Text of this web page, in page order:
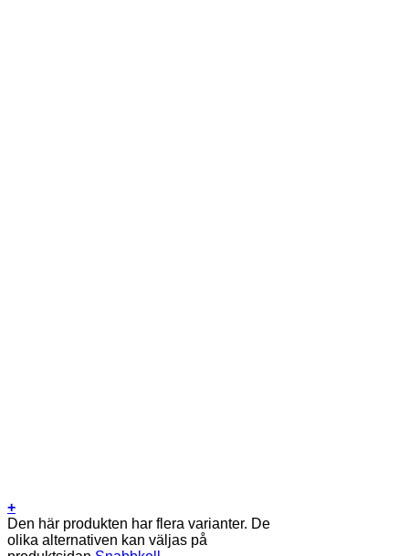
+
Den här produkten har flera varianter. De
olika alternativen kan väljas på